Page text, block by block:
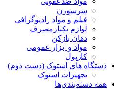
سرسوزن
فیلم و مواد رادیوگرافی
لوازم یکبارمصرف
دهان بازکن
مواد و ابزار عمومی
کارپول
دستگاه های استوک (دست دوم)
تجهیزات استوک
همه دسته‌بندی‌ها